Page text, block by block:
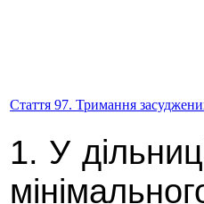
Стаття 97. Тримання
1. У